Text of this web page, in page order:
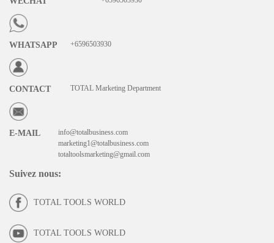
WHATSAPP +6596503930
CONTACT TOTAL Marketing Department
E-MAIL
info@totalbusiness.com
marketing1@totalbusiness.com
totaltoolsmarketing@gmail.com
Suivez nous:
TOTAL TOOLS WORLD
TOTAL TOOLS WORLD